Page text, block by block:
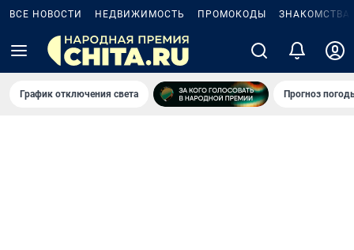
ВСЕ НОВОСТИ НЕДВИЖИМОСТЬ ПРОМОКОДЫ ЗНАКОМСТВА
График отключения света Прогноз